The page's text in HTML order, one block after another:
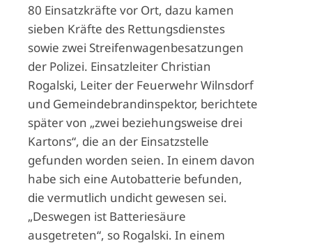
80 Einsatzkräfte vor Ort, dazu kamen
sieben Kräfte des Rettungsdienstes
sowie zwei Streifenwagenbesatzungen
der Polizei. Einsatzleiter Christian
Rogalski, Leiter der Feuerwehr Wilnsdorf
und Gemeindebrandinspektor, berichtete
später von „zwei beziehungsweise drei
Kartons“, die an der Einsatzstelle
gefunden worden seien. In einem davon
habe sich eine Autobatterie befunden,
die vermutlich undicht gewesen sei.
„Deswegen ist Batteriesäure
ausgetreten“, so Rogalski. In einem